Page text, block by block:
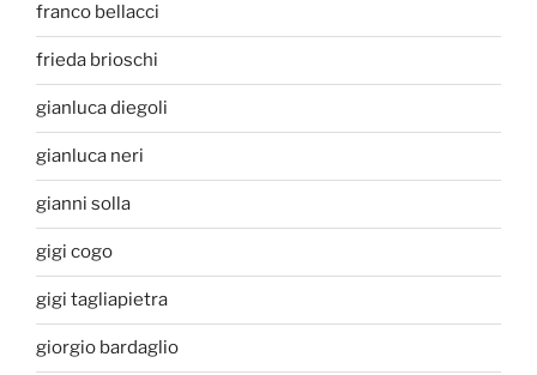
franco bellacci
frieda brioschi
gianluca diegoli
gianluca neri
gianni solla
gigi cogo
gigi tagliapietra
giorgio bardaglio